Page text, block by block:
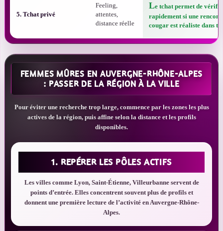
5. Tchat privé
Feeling,
attentes,
distance réelle
Le tchat permet de
rapidement si une
cougar est réaliste dans
FEMMES MÛRES EN AUVERGNE-RHÔNE-ALPES
: PASSER DE LA RÉGION À LA VILLE
Pour éviter une recherche trop large, commence par les zones les plus
actives de la région, puis affine selon la distance et les profils
disponibles.
1. REPÉRER LES PÔLES ACTIFS
Les villes comme Lyon, Saint-Étienne, Villeurbanne servent de
points d’entrée. Elles concentrent souvent plus de profils et
donnent une première lecture de l’activité en Auvergne-Rhône-
Alpes.